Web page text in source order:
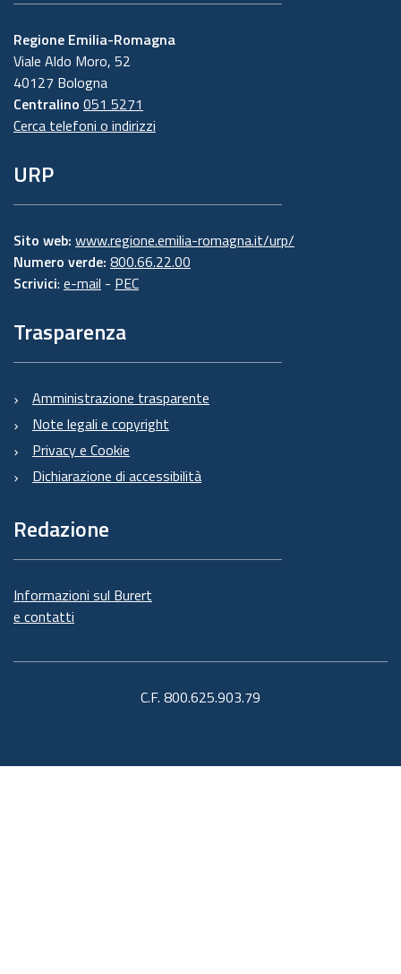
Regione Emilia-Romagna
Viale Aldo Moro, 52
40127 Bologna
Centralino 051 5271
Cerca telefoni o indirizzi
URP
Sito web: www.regione.emilia-romagna.it/urp/
Numero verde: 800.66.22.00
Scrivici: e-mail - PEC
Trasparenza
Amministrazione trasparente
Note legali e copyright
Privacy e Cookie
Dichiarazione di accessibilità
Redazione
Informazioni sul Burert
e contatti
C.F. 800.625.903.79